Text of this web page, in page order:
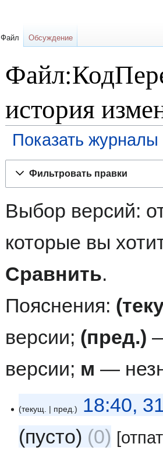
история
Показать
Фильтровать правки
Выбор версий:
которые вы
Сравнить.
Пояснения:
версии; (пред.)
версии; м —
текущ. пред.
18:40,
пусто
0
Файл Обсуждение